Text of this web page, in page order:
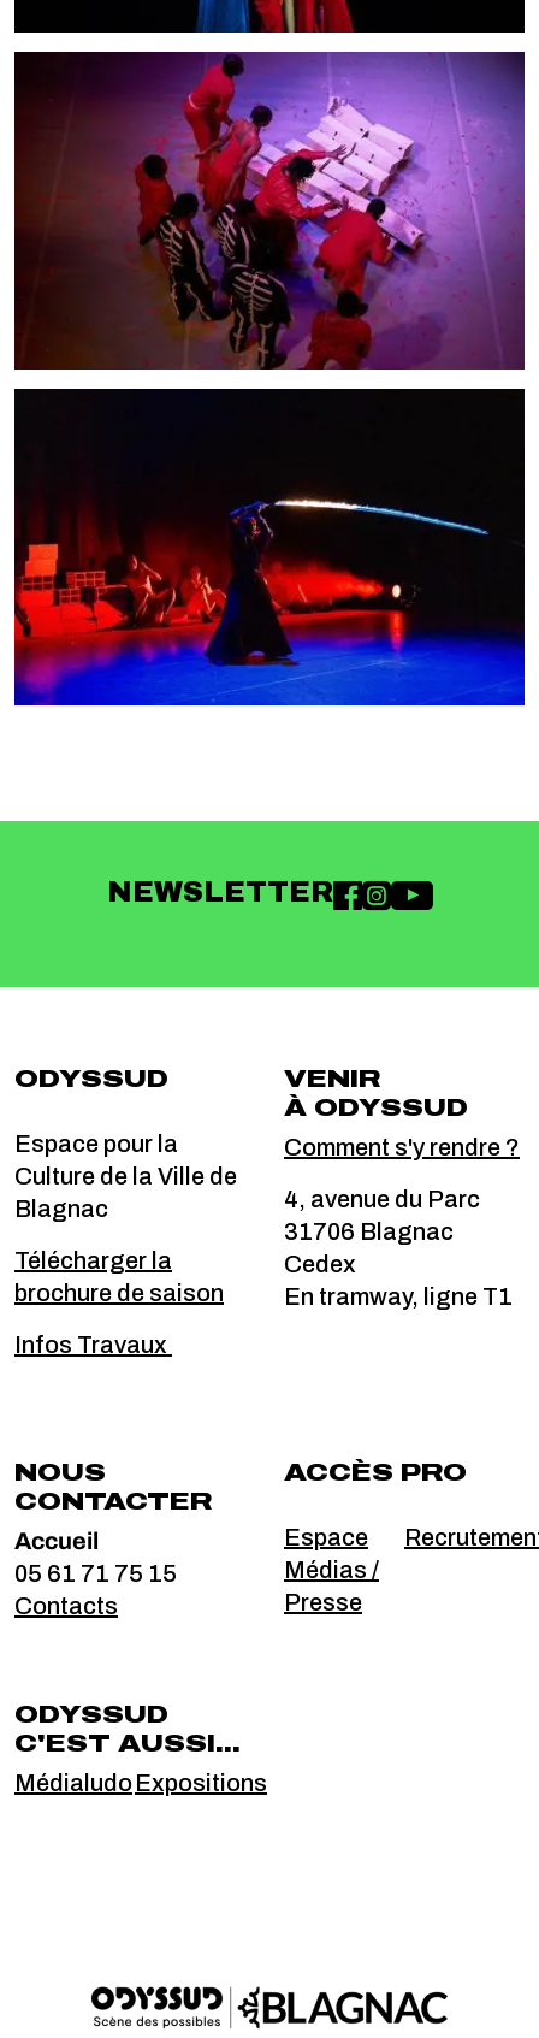
NEWSLETTER
ODYSSUD
Espace pour la
Culture de la Ville de
Blagnac
Télécharger la
brochure de saison
Infos Travaux
VENIR
À ODYSSUD
Comment s'y rendre ?
4, avenue du Parc
31706 Blagnac
Cedex
En tramway, ligne T1
NOUS
CONTACTER
Accueil
05 61 71 75 15
Contacts
ACCÈS PRO
Espace
Médias /
Presse
ODYSSUD
C'EST AUSSI...
MédialudoExpositions